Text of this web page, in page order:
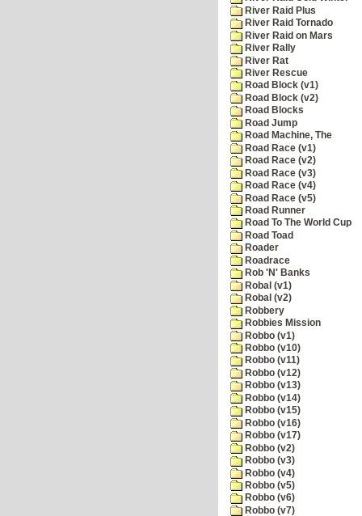
River Raid Plus
River Raid Tornado
River Raid on Mars
River Rally
River Rat
River Rescue
Road Block (v1)
Road Block (v2)
Road Blocks
Road Jump
Road Machine, The
Road Race (v1)
Road Race (v2)
Road Race (v3)
Road Race (v4)
Road Race (v5)
Road Runner
Road To The World Cup
Road Toad
Roader
Roadrace
Rob 'N' Banks
Robal (v1)
Robal (v2)
Robbery
Robbies Mission
Robbo (v1)
Robbo (v10)
Robbo (v11)
Robbo (v12)
Robbo (v13)
Robbo (v14)
Robbo (v15)
Robbo (v16)
Robbo (v17)
Robbo (v2)
Robbo (v3)
Robbo (v4)
Robbo (v5)
Robbo (v6)
Robbo (v7)